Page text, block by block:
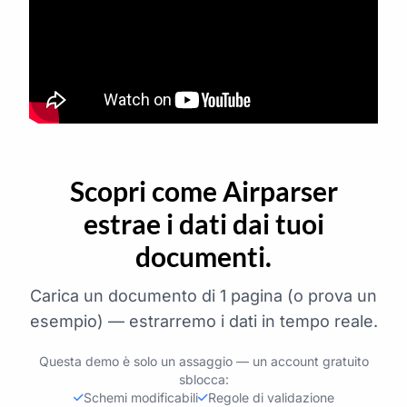
Scopri come Airparser
estrae i dati dai tuoi
documenti.
Carica un documento di 1 pagina (o prova un
esempio) — estrarremo i dati in tempo reale.
Questa demo è solo un assaggio — un account gratuito
sblocca:
Schemi modificabili
Regole di validazione